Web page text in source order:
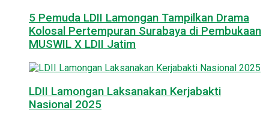
5 Pemuda LDII Lamongan Tampilkan Drama
Kolosal Pertempuran Surabaya di Pembukaan
MUSWIL X LDII Jatim
LDII Lamongan Laksanakan Kerjabakti
Nasional 2025